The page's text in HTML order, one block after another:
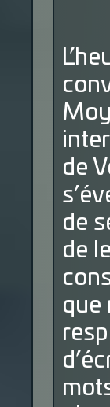
de
de
de
que